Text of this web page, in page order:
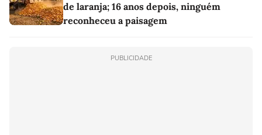
de laranja; 16 anos depois, ninguém
reconheceu a paisagem
PUBLICIDADE